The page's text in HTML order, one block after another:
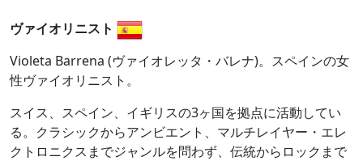
ヴァイオリニスト
Violeta Barrena (ヴァイオレッタ・バレナ)。スペインの女
性ヴァイオリニスト。
スイス、スペイン、イギリスの3ヶ国を拠点に活動してい
る。クラシックからアンビエント、マルチレイヤー・エレ
クトロニクスまでジャンルを問わず、伝統からロックまで